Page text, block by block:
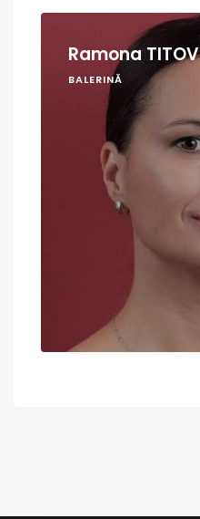
Ramona TITOV
BALERINĂ